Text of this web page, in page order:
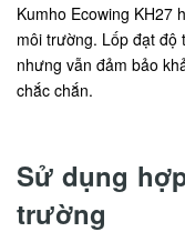
Kumho Ecowing KH27
môi trường. Lốp đạt độ
nhưng vẫn đảm bảo
chắc chắn.
Sử dụng
trường